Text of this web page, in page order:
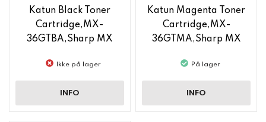
Katun Black Toner
Cartridge,MX-
36GTBA,Sharp MX
Ikke på lager
INFO
Katun Magenta Toner
Cartridge,MX-
36GTMA,Sharp MX
På lager
INFO